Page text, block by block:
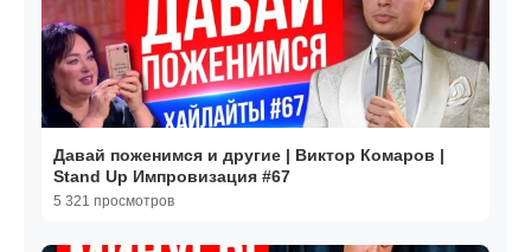
Давай поженимся и другие | Виктор Комаров |
Stand Up Импровизация #67
5 321 просмотров